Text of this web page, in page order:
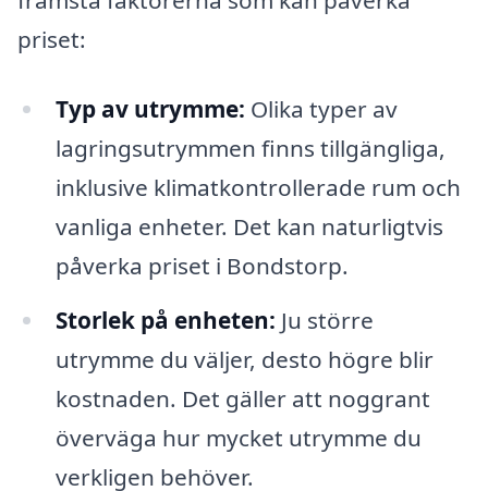
priset:
Typ av utrymme: Olika typer av
lagringsutrymmen finns tillgängliga,
inklusive klimatkontrollerade rum och
vanliga enheter. Det kan naturligtvis
påverka priset i Bondstorp.
Storlek på enheten: Ju större
utrymme du väljer, desto högre blir
kostnaden. Det gäller att noggrant
överväga hur mycket utrymme du
verkligen behöver.